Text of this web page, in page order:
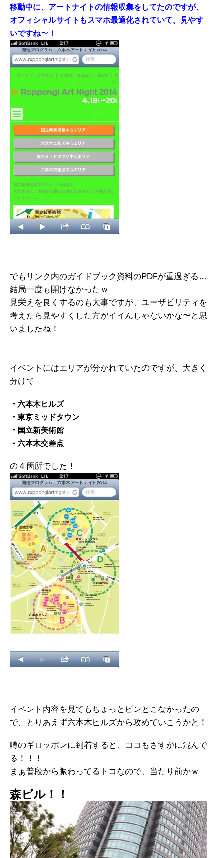
移動中に、アートナイトの情報収集をしてたのですが、
オフィシャルサイトもスマホ最適化されていて、見やす
いですね〜！
でもリンク内のガイドブック資料のPDFが重過ぎる…
結局一度も開けなかったｗ
見栄えを良くするのも大事ですが、ユーザビリティを
考えたら見やすくした方がイイんじゃないかな〜と思
いましたね！
イベントにはエリアが分かれていたのですが、大きく
分けて
・六本木ヒルズ
・東京ミッドタウン
・国立新美術館
・六本木交差点
の４箇所でした！
イベント内容を見てもちょっとピンとこなかったの
で、とりあえず六本木ヒルズから攻めていこうかと！
噂のギロッポンに到着すると、ココもさすがに混んで
る！！！
まぁ普段から賑わってるトコなので、当たり前かｗ
森ビル！！